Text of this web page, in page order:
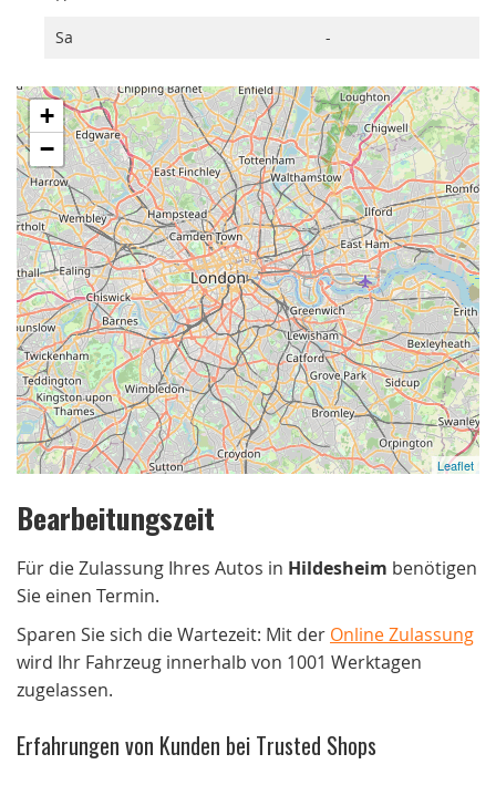
Sa
-
+
−
Leaflet
Bearbeitungszeit
Für die Zulassung Ihres Autos in Hildesheim benötigen
Sie einen Termin.
Sparen Sie sich die Wartezeit: Mit der Online Zulassung
wird Ihr Fahrzeug innerhalb von 1001 Werktagen
zugelassen.
Erfahrungen von Kunden bei Trusted Shops